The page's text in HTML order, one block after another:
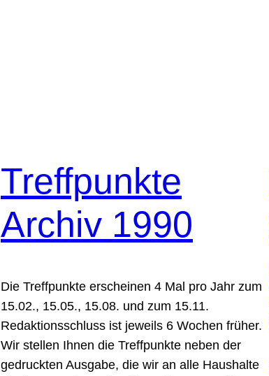
Treffpunkte
Archiv 1990
Die Treffpunkte erscheinen 4 Mal pro Jahr zum
15.02., 15.05., 15.08. und zum 15.11.
Redaktionsschluss ist jeweils 6 Wochen früher.
Wir stellen Ihnen die Treffpunkte neben der
gedruckten Ausgabe, die wir an alle Haushalte